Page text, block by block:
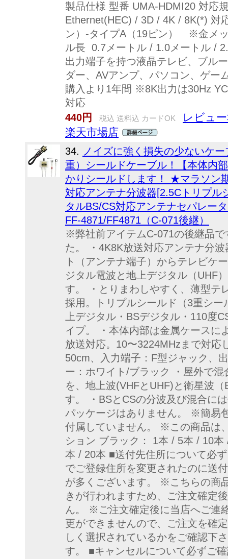
製品仕様 型番 UMA-HDMI20 対応
Ethernet(HEC) / 3D / 4K / 8K(*) 対
ン）-タイプA（19ピン） ※金メ
ル長 0.7メートル / 1.0メートル /
出力端子を持つ液晶テレビ、ブル
ダー、AVアンプ、パソコン、ゲー
購入より1年間 ※8K出力は30Hz
対応
440円
税込 送料込 カードOK
レビュ
楽天市場店
34. ノイズに強く損失の少ないケ
重）シールドケーブル！【本体内
かりシールドします！ ★マラソン
対応アンテナ分波器[2.5Cトリプル
タルBS/CS対応アンテナセパレー
FF-4871/FF4871（C-071後継）
※弊社前アイテムC-071の後継品
た。 ・4K8K放送対応アンテナ分
ト（アンテナ端子）からテレビケ
ジタル電波と地上デジタル（UHF
す。 ・とりまわしやすく、薄型テ
採用。トリプルシールド（3重シ
上デジタル・BSデジタル・110度
イプ。 ・本体内部は金属ケースに
放送対応。10〜3224MHzまで対応
50cm、入力端子：F型ジャック、
ー：ホワイト/ブラック ・屋外で
を、地上波(VHFとUHF)と衛星波
す。 ・BSとCSの分波及び混合に
パッケージはありません。 ※簡易
付属していません。 ※この商品は
ション ブラック： 1本 / 5本 / 10
本 / 20本 ■送付先住所について必
でご登録住所を変更されたのに送
が多くございます。 ※こちらの商
きが行われますため、ご注文確定
ん。 ※ご注文確定後に当店へご連
更ができませんので、ご注文を確
しく選択されているかをご確認下
す。 ■キャンセルについて必ずご